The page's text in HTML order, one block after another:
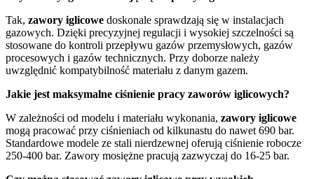
Tak, zawory iglicowe doskonale sprawdzają się w instalacjach
gazowych. Dzięki precyzyjnej regulacji i wysokiej szczelności są
stosowane do kontroli przepływu gazów przemysłowych, gazów
procesowych i gazów technicznych. Przy doborze należy
uwzględnić kompatybilność materiału z danym gazem.
Jakie jest maksymalne ciśnienie pracy zaworów iglicowych?
W zależności od modelu i materiału wykonania, zawory iglicowe
mogą pracować przy ciśnieniach od kilkunastu do nawet 690 bar.
Standardowe modele ze stali nierdzewnej oferują ciśnienie robocze
250-400 bar. Zawory mosiężne pracują zazwyczaj do 16-25 bar.